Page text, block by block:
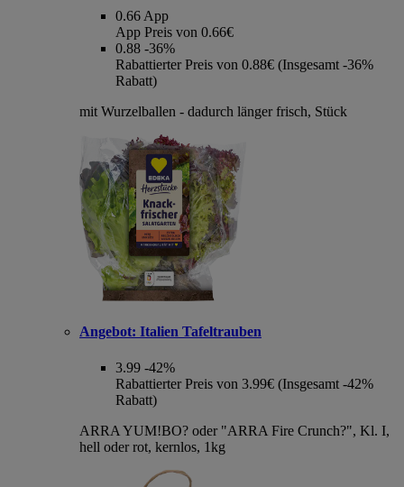
0.66 App
App Preis von 0.66€
0.88 -36%
Rabattierter Preis von 0.88€ (Insgesamt -36%
Rabatt)
mit Wurzelballen - dadurch länger frisch, Stück
Angebot: Italien Tafeltrauben
3.99 -42%
Rabattierter Preis von 3.99€ (Insgesamt -42%
Rabatt)
ARRA YUM!BO? oder "ARRA Fire Crunch?", Kl. I,
hell oder rot, kernlos, 1kg